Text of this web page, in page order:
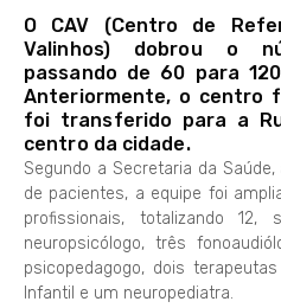
O CAV (Centro de
Valinhos) dobrou o
passando de 60 para
Anteriormente, o centro
foi transferido para a
centro da cidade.
Segundo a Secretaria da
de pacientes, a equipe foi
profissionais, totalizando 12,
neuropsicólogo, três
psicopedagogo, dois
Infantil e um neuropediatra.